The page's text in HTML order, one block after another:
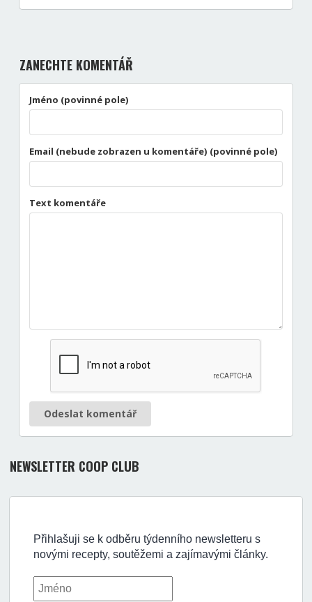
ZANECHTE KOMENTÁŘ
Jméno (povinné pole)
Email (nebude zobrazen u komentáře) (povinné pole)
Text komentáře
Odeslat komentář
NEWSLETTER COOP CLUB